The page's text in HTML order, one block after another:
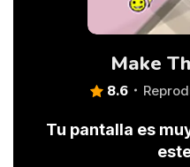
Make
8.6
Tu pantalla es